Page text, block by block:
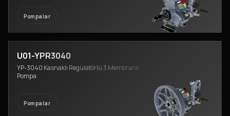
Pompalar
U01-YPR3040
YP-3040 Kasnaklı Regülatörlü 3 Membranlı
Pompa
Pompalar